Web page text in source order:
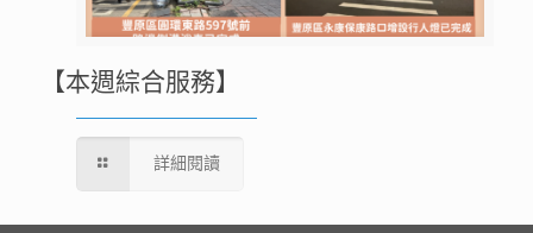
【本週綜合服務】
詳細閱讀